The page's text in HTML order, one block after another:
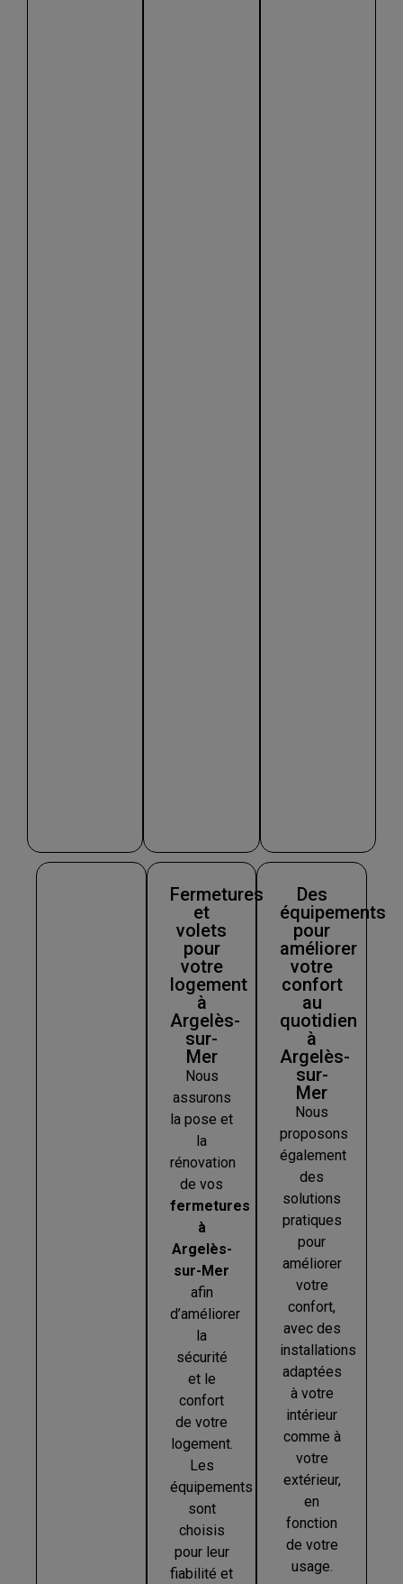
Fermetures
et
volets
pour
votre
logement
à
Argelès-
sur-
Mer
Nous
assurons
la pose et
la
rénovation
de vos
fermetures
à
Argelès-
sur-Mer
afin
d’améliorer
la
sécurité
et le
confort
de votre
logement.
Les
équipements
sont
choisis
pour leur
fiabilité et
Des
équipements
pour
améliorer
votre
confort
au
quotidien
à
Argelès-
sur-
Mer
Nous
proposons
également
des
solutions
pratiques
pour
améliorer
votre
confort,
avec des
installations
adaptées
à votre
intérieur
comme à
votre
extérieur,
en
fonction
de votre
usage.